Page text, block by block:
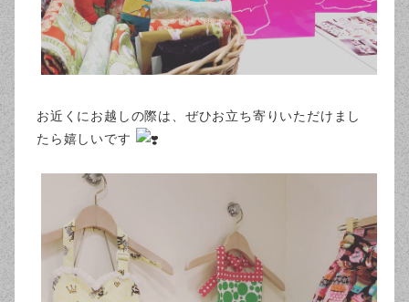
お近くにお越しの際は、ぜひお立ち寄りいただけまし
たら嬉しいです